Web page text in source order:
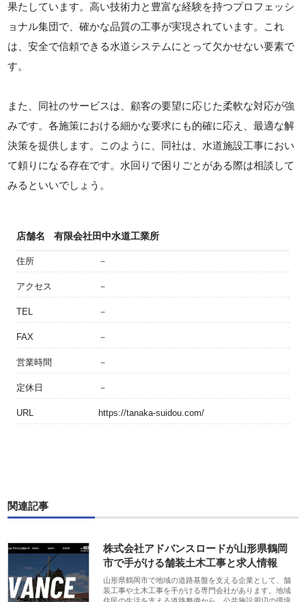
果たしています。高い技術力と豊富な経験を持つプロフェッシ
ョナル集団で、確かな品質の工事が実現されています。これ
は、安全で信頼できる水道システムにとって欠かせない要素で
す。
また、同社のサービスは、顧客の要望に応じた柔軟な対応が強
みです。各施策における細かな要求にも的確に応え、最適な解
決策を提供します。このように、同社は、水道施設工事におい
て頼りになる存在です。水回りで困りごとがある際は相談して
みるといいでしょう。
店舗名 有限会社田中水道工業所
住所 －
アクセス －
TEL －
FAX －
営業時間 －
定休日 －
URL https://tanaka-suidou.com/
関連記事
株式会社アドバンスロードが山形県鶴岡
市で手がける舗装土木工事と求人情報
山形県鶴岡市で地域の道路基盤を支える企業として、舗
装工事や土木工事を手がける専門会社があります。地域